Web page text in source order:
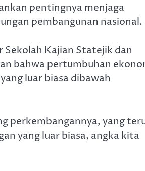
pentingnya menjaga
pembangunan nasional.
Kajian Statejik dan
bahwa pertumbuhan
luar biasa dibawah
perkembangannya, yang
yang luar biasa, angka kita